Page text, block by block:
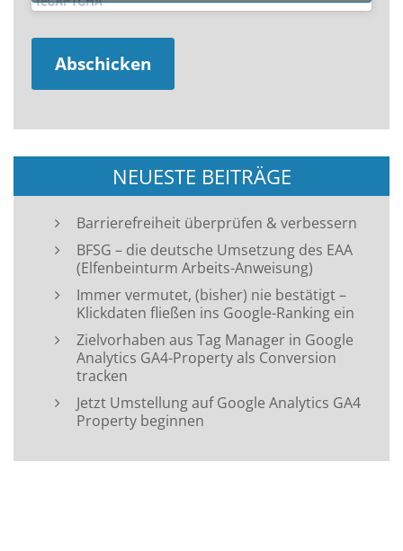
NEUESTE BEITRÄGE
Barrierefreiheit überprüfen & verbessern
BFSG – die deutsche Umsetzung des EAA
(Elfenbeinturm Arbeits-Anweisung)
Immer vermutet, (bisher) nie bestätigt –
Klickdaten fließen ins Google-Ranking ein
Zielvorhaben aus Tag Manager in Google
Analytics GA4-Property als Conversion
tracken
Jetzt Umstellung auf Google Analytics GA4
Property beginnen